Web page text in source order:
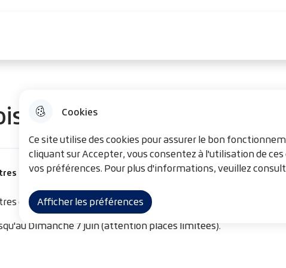
Cookies
Ce site utilise des cookies pour assurer le bon
cliquant sur Accepter, vous consentez à l'utilisation de
vos préférences. Pour plus d'informations, veuillez
Afficher les préférences
d'été
de loisirs d'été
de loisirs d'été sont ouvertes !
Dimanche 7 juin (attention places limitées).